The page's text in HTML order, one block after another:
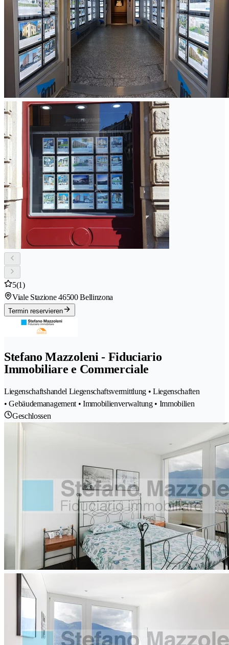
5(1)
Viale Stazione 46500 Bellinzona
Termin reservieren
Stefano Mazzoleni - Fiduciario
Immobiliare e Commerciale
Liegenschaftshandel Liegenschaftsvermittlung • Liegenschaften
• Gebäudemanagement • Immobilienverwaltung • Immobilien
Geschlossen